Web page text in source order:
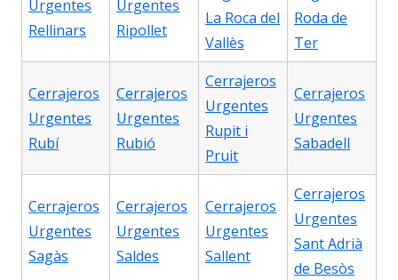
Urgentes
Rellinars
Urgentes
Ripollet
La Roca del
Vallès
Roda de
Ter
Cerrajeros
Urgentes
Rubí
Cerrajeros
Urgentes
Rubió
Cerrajeros
Urgentes
Rupit i
Pruit
Cerrajeros
Urgentes
Sabadell
Cerrajeros
Urgentes
Sagàs
Cerrajeros
Urgentes
Saldes
Cerrajeros
Urgentes
Sallent
Cerrajeros
Urgentes
Sant Adrià
de Besòs